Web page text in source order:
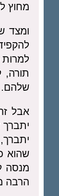
מחוץ
ומצד
למרות
תורה,
שלהם.
אבל
יתברך
שהוא
מנסה
הרבה